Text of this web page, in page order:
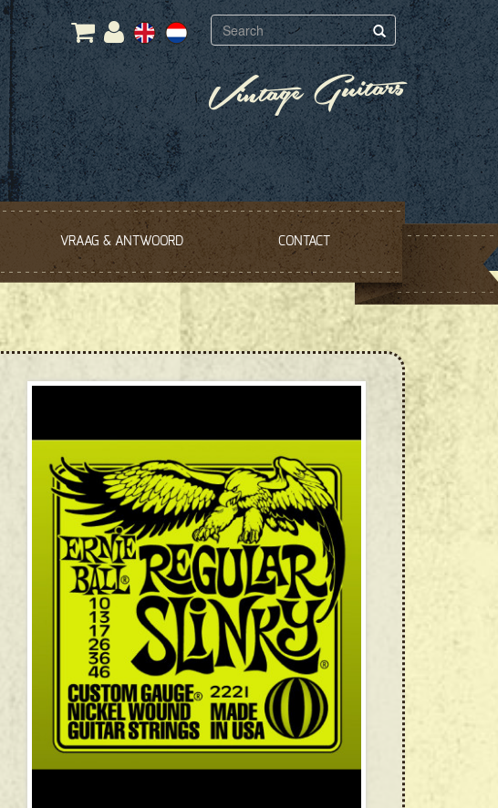
Vintage Guitars
VRAAG & ANTWOORD CONTACT